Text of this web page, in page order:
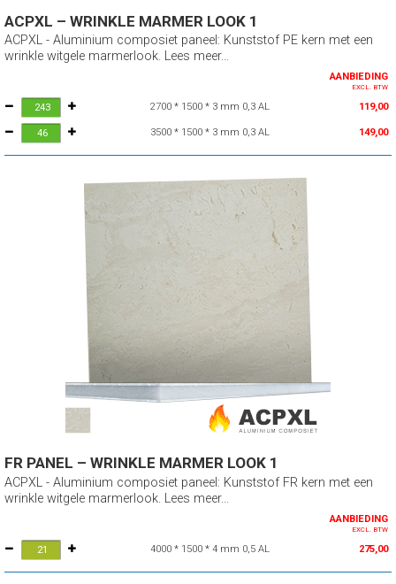
ACPXL – WRINKLE MARMER LOOK 1
ACPXL - Aluminium composiet paneel: Kunststof PE kern met een
wrinkle witgele marmerlook. Lees meer...
AANBIEDING
EXCL. BTW
2700 * 1500 * 3 mm 0,3 AL 119,00
3500 * 1500 * 3 mm 0,3 AL 149,00
FR PANEL – WRINKLE MARMER LOOK 1
ACPXL - Aluminium composiet paneel: Kunststof FR kern met een
wrinkle witgele marmerlook. Lees meer...
AANBIEDING
EXCL. BTW
4000 * 1500 * 4 mm 0,5 AL 275,00